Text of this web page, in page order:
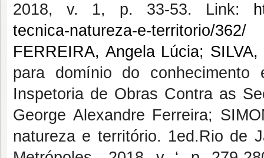
2018, v. 1, p. 33-53. Link:
tecnica-natureza-e-territorio/362/
FERREIRA, Angela Lúcia;
para domínio do
Inspetoria de Obras Contra as
George Alexandre Ferreira;
natureza e território. 1ed.Rio de